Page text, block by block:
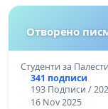
Отворено
Студенти за
341 подписи
193 Подписи /
16 Nov 2025